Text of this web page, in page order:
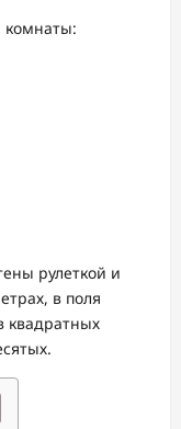
комнаты:
рулеткой и
в поля
квадратных